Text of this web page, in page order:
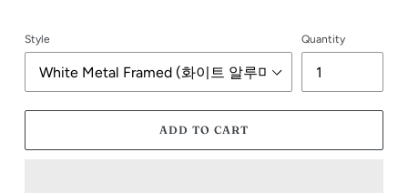
Style Quantity
ADD TO CART